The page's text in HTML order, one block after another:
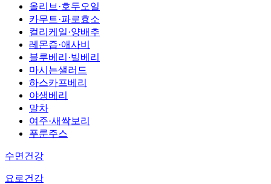
올리브·호두오일
카무트·파로효소
컬리케일·양배추
레몬즙·애사비
블루베리·빌베리
마시는샐러드
하스카프베리
야생베리
말차
여주·새싹보리
푸룬주스
수면건강
요로건강